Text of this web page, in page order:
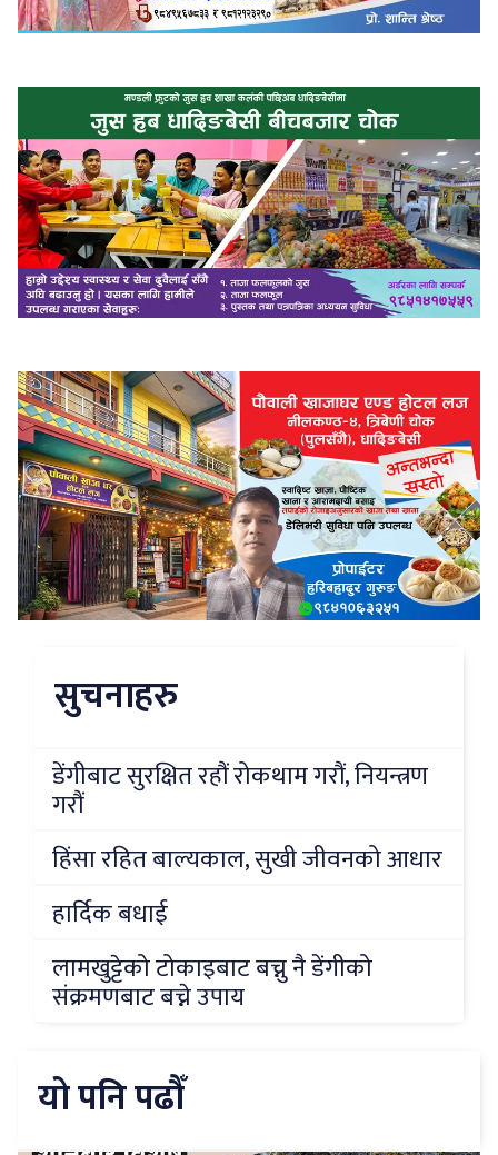
सुचनाहरु
डेंगीबाट सुरक्षित रहौं रोकथाम गरौं, नियन्त्रण
गरौं
हिंसा रहित बाल्यकाल, सुखी जीवनको आधार
हार्दिक बधाई
लामखुट्टेको टोकाइबाट बच्नु नै डेंगीको
संक्रमणबाट बच्ने उपाय
यो पनि पढौँ